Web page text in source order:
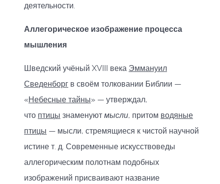
деятельности.
Аллегорическое изображение процесса
мышления
Шведский учёный XVIII века Эммануил
Сведенборг в своём толковании Библии —
«Небесные тайны» — утверждал,
что птицы знаменуют мысли, притом водяные
птицы — мысли, стремящиеся к чистой научной
истине т. д. Современные искусствоведы
аллегорическим полотнам подобных
изображений присваивают название